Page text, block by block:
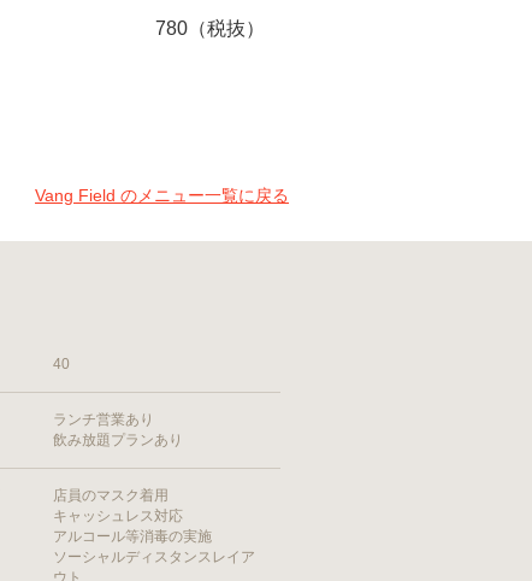
780（税抜）
Vang Field のメニュー一覧に戻る
40
ランチ営業あり
飲み放題プランあり
店員のマスク着用
キャッシュレス対応
アルコール等消毒の実施
ソーシャルディスタンスレイア
ウト